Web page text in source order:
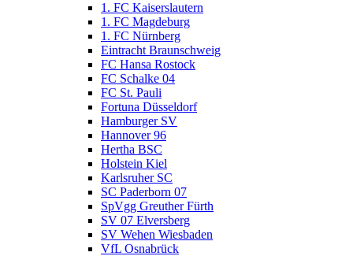
1. FC Kaiserslautern
1. FC Magdeburg
1. FC Nürnberg
Eintracht Braunschweig
FC Hansa Rostock
FC Schalke 04
FC St. Pauli
Fortuna Düsseldorf
Hamburger SV
Hannover 96
Hertha BSC
Holstein Kiel
Karlsruher SC
SC Paderborn 07
SpVgg Greuther Fürth
SV 07 Elversberg
SV Wehen Wiesbaden
VfL Osnabrück